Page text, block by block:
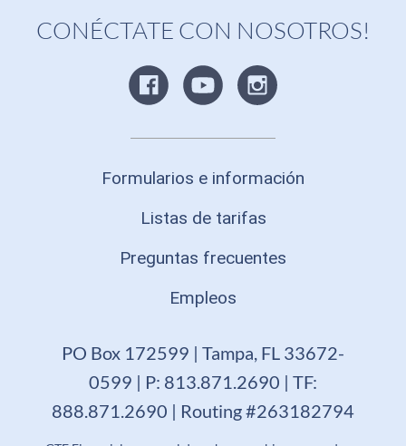
CONÉCTATE CON NOSOTROS!
Formularios e información
Listas de tarifas
Preguntas frecuentes
Empleos
PO Box 172599 | Tampa, FL 33672-
0599 | P: 813.871.2690 | TF:
888.871.2690 | Routing #263182794